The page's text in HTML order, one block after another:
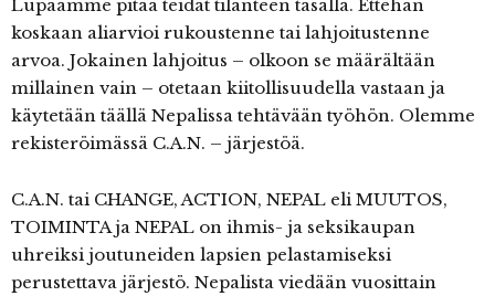
Lupaamme pitää teidät tilanteen tasalla. Ettehän
koskaan aliarvioi rukoustenne tai lahjoitustenne
arvoa. Jokainen lahjoitus – olkoon se määrältään
millainen vain – otetaan kiitollisuudella vastaan ja
käytetään täällä Nepalissa tehtävään työhön. Olemme
rekisteröimässä C.A.N. – järjestöä.
C.A.N. tai CHANGE, ACTION, NEPAL eli MUUTOS,
TOIMINTA ja NEPAL on ihmis- ja seksikaupan
uhreiksi joutuneiden lapsien pelastamiseksi
perustettava järjestö. Nepalista viedään vuosittain